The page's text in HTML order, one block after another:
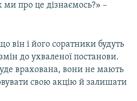
ми про це дізнаємось?» –
він і його соратники будуть
до ухваленої постанови.
врахована, вони не мають
свою акцію й залишати